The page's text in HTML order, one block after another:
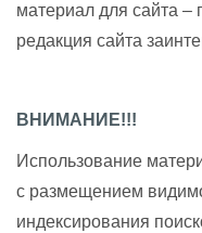
материал для сайта –
редакция сайта
ВНИМАНИЕ!!!
Использование
с размещением
индексирования